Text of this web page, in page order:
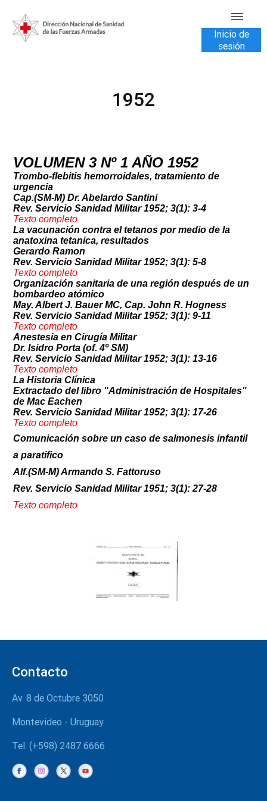
TRANSPARENCIA
CONTÁCTENOS
Inicio de
sesión
1952
VOLUMEN 3 Nº 1 AÑO 1952
Trombo-flebitis hemorroidales, tratamiento de
urgencia
Cap.(SM-M) Dr. Abelardo Santini
Rev. Servicio Sanidad Militar 1952; 3(1): 3-4
Texto completo
La vacunación contra el tetanos por medio de la
anatoxina tetanica, resultados
Gerardo Ramon
Rev. Servicio Sanidad Militar 1952; 3(1): 5-8
Texto completo
Organización sanitaria de una región después de un
bombardeo atómico
May. Albert J. Bauer MC, Cap. John R. Hogness
Rev. Servicio Sanidad Militar 1952; 3(1): 9-11
Texto completo
Anestesia en Cirugía Militar
Dr. Isidro Porta (of. 4º SM)
Rev. Servicio Sanidad Militar 1952; 3(1): 13-16
Texto completo
La Historia Clínica
Extractado del libro "Administración de Hospitales"
de Mac Eachen
Rev. Servicio Sanidad Militar 1952; 3(1): 17-26
Texto completo
Comunicación sobre un caso de salmonesis infantil
a paratifico
Alf.(SM-M) Armando S. Fattoruso
Rev. Servicio Sanidad Militar 1951; 3(1): 27-28
Texto completo
Contacto
Av. 8 de Octubre 3050
Montevideo - Uruguay
Tel. (+598) 2487 6666